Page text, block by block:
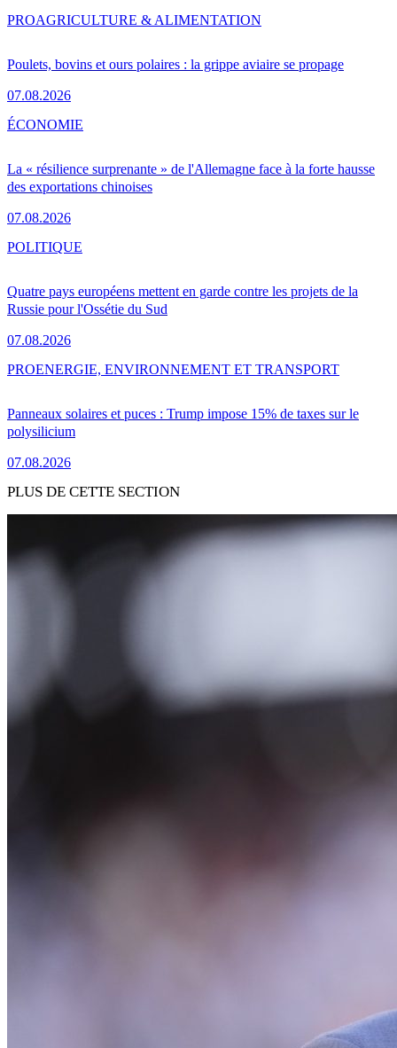
Poulets, bovins et ours polaires : la grippe aviaire se propage
07.08.2026
PROAGRICULTURE & ALIMENTATION
La « résilience surprenante » de l'Allemagne face à la forte hausse
des exportations chinoises
07.08.2026
ÉCONOMIE
Quatre pays européens mettent en garde contre les projets de la
Russie pour l'Ossétie du Sud
07.08.2026
POLITIQUE
Panneaux solaires et puces : Trump impose 15% de taxes sur le
polysilicium
07.08.2026
PROENERGIE, ENVIRONNEMENT ET TRANSPORT
PLUS DE CETTE SECTION